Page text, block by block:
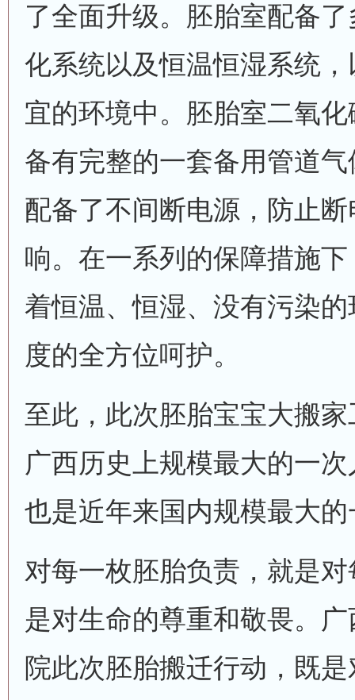
了全面升级。胚胎室配备
化系统以及恒温恒湿系统
宜的环境中。胚胎室二氧
备有完整的一套备用管道
配备了不间断电源，防止
响。在一系列的保障措施
着恒温、恒湿、没有污染
度的全方位呵护。
至此，此次胚胎宝宝大搬
广西历史上规模最大的一
也是近年来国内规模最大
对每一枚胚胎负责，就是
是对生命的尊重和敬畏。
院此次胚胎搬迁行动，既